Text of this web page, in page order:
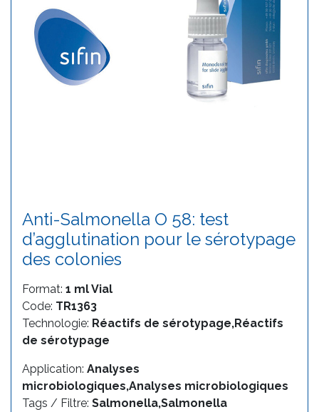
Anti-Salmonella O 58: test
d’agglutination pour le sérotypage
des colonies
Format: 1 ml Vial
Code: TR1363
Technologie: Réactifs de sérotypage,Réactifs
de sérotypage
Application: Analyses
microbiologiques,Analyses microbiologiques
Tags / Filtre: Salmonella,Salmonella